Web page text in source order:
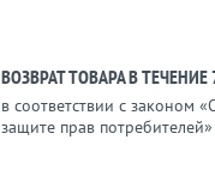
ВОЗВРАТ ТОВАРА В ТЕЧЕНИЕ
в соответствии с законом
защите прав потребителей»